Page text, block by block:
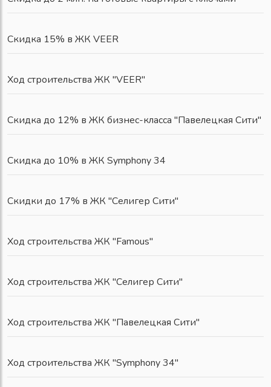
Скидка 15% в ЖК VEER
Ход строительства ЖК "VEER"
Скидка до 12% в ЖК бизнес-класса "Павелецкая Сити"
Скидка до 10% в ЖК Symphony 34
Скидки до 17% в ЖК "Селигер Сити"
Ход строительства ЖК "Famous"
Ход строительства ЖК "Селигер Сити"
Ход строительства ЖК "Павелецкая Сити"
Ход строительства ЖК "Symphony 34"